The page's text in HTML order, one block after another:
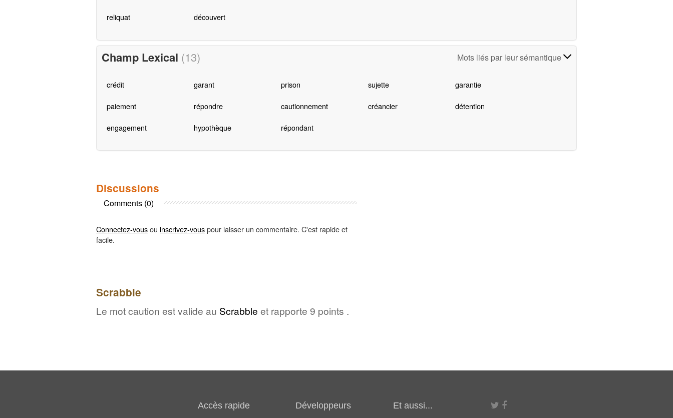
reliquat découvert
Champ Lexical (13) Mots liés par leur sémantique
crédit garant prison sujette garantie
paiement répondre cautionnement créancier détention
engagement hypothèque répondant
Discussions
Comments (0)
Connectez-vousou inscrivez-vouspour laisser un commentaire. C'est rapide et
facile.
Scrabble
Le mot caution est valide au Scrabble et rapporte 9 points .
Accès rapide Développeurs Et aussi...